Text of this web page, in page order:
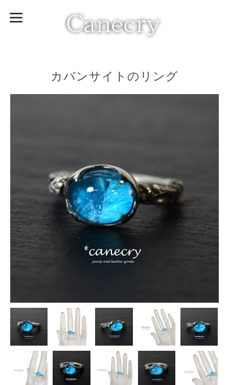
カバンサイトのリング